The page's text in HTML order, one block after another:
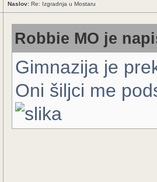
Naslov: Re: Izgradnja u Mostaru
Robbie MO je
Gimnazija je
Oni šiljci me